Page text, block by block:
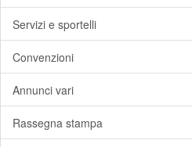
Servizi e sportelli
Convenzioni
Annunci vari
Rassegna stampa